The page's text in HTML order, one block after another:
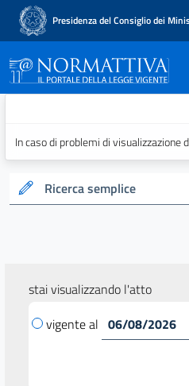
Presidenza del Consiglio dei
Normattiva -
In caso di problemi di visualizzazione
Ricerca semplice
stai visualizzando l'atto
vigente al